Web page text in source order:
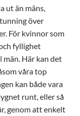
ut än mäns,
över
För kvinnor som
fyllighet
Här kan det
våra top
kan både vara
runt, eller så
genom att enkelt